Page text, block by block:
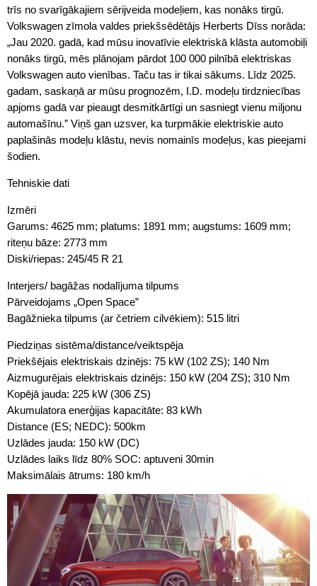
trīs no svarīgākajiem sērijveida modeļiem, kas nonāks tirgū.
Volkswagen zīmola valdes priekšsēdētājs Herberts Dīss norāda:
„Jau 2020. gadā, kad mūsu inovatīvie elektriskā klāsta automobiļi
nonāks tirgū, mēs plānojam pārdot 100 000 pilnībā elektriskas
Volkswagen auto vienības. Taču tas ir tikai sākums. Līdz 2025.
gadam, saskaņā ar mūsu prognozēm, I.D. modeļu tirdzniecības
apjoms gadā var pieaugt desmitkārtīgi un sasniegt vienu miljonu
automašīnu.” Viņš gan uzsver, ka turpmākie elektriskie auto
paplašinās modeļu klāstu, nevis nomainīs modeļus, kas pieejami
šodien.
Tehniskie dati
Izmēri
Garums: 4625 mm; platums: 1891 mm; augstums: 1609 mm;
riteņu bāze: 2773 mm
Diski/riepas: 245/45 R 21
Interjers/ bagāžas nodalījuma tilpums
Pārveidojams „Open Space”
Bagāžnieka tilpums (ar četriem cilvēkiem): 515 litri
Piedziņas sistēma/distance/veiktspēja
Priekšējais elektriskais dzinējs: 75 kW (102 ZS); 140 Nm
Aizmugurējais elektriskais dzinējs: 150 kW (204 ZS); 310 Nm
Kopējā jauda: 225 kW (306 ZS)
Akumulatora enerģijas kapacitāte: 83 kWh
Distance (ES; NEDC): 500km
Uzlādes jauda: 150 kW (DC)
Uzlādes laiks līdz 80% SOC: aptuveni 30min
Maksimālais ātrums: 180 km/h